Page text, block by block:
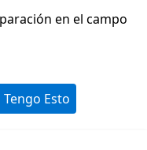
en el campo
Tengo Esto